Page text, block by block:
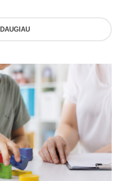
DAUGIAU